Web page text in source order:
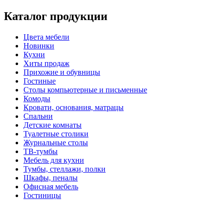
Каталог продукции
Цвета мебели
Новинки
Кухни
Хиты продаж
Прихожие и обувницы
Гостиные
Столы компьютерные и письменные
Комоды
Кровати, основания, матрацы
Спальни
Детские комнаты
Туалетные столики
Журнальные столы
ТВ-тумбы
Мебель для кухни
Тумбы, стеллажи, полки
Шкафы, пеналы
Офисная мебель
Гостиницы